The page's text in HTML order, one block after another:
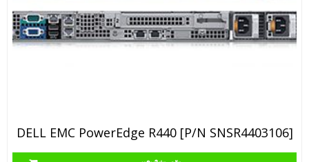
DELL EMC PowerEdge R440 [P/N SNSR4403106]